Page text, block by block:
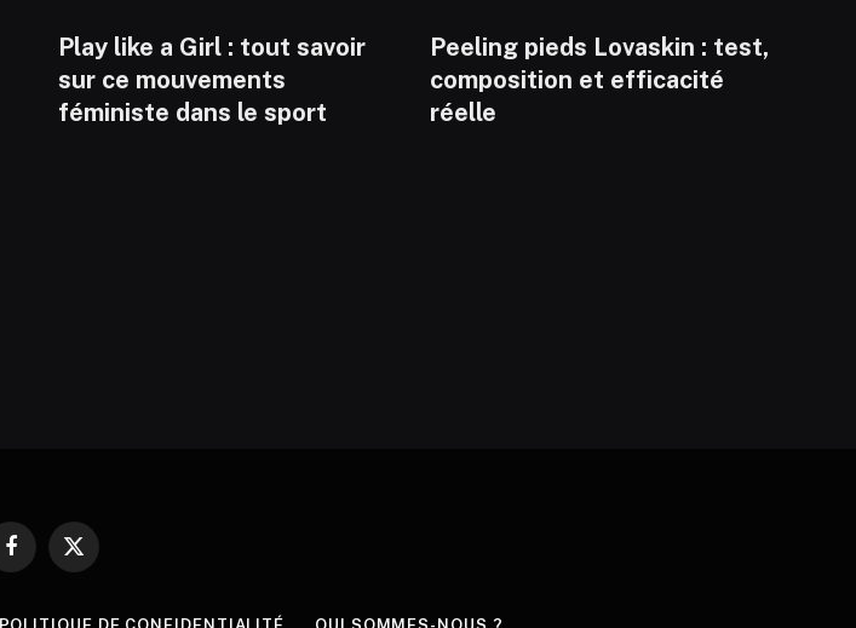
Play like a Girl : tout savoir
sur ce mouvements
féministe dans le sport
Peeling pieds Lovaskin : test,
composition et efficacité
réelle
Facebook
X